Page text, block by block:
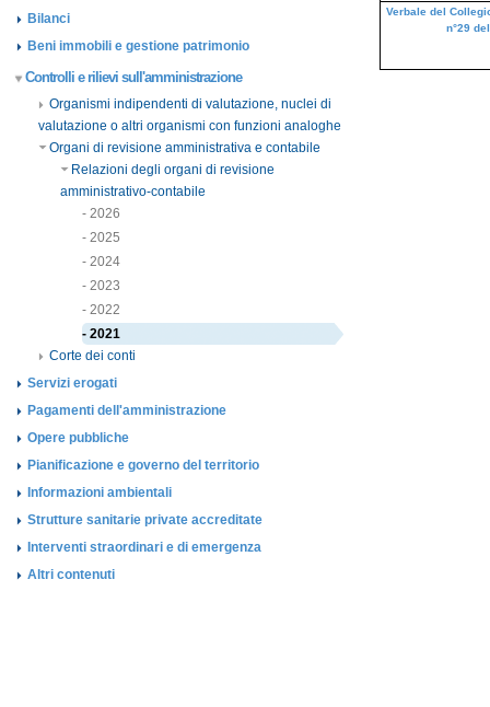
Bilanci
Beni immobili e gestione patrimonio
Controlli e rilievi sull'amministrazione
Organismi indipendenti di valutazione, nuclei di
valutazione o altri organismi con funzioni analoghe
Organi di revisione amministrativa e contabile
Relazioni degli organi di revisione
amministrativo-contabile
- 2026
- 2025
- 2024
- 2023
- 2022
- 2021
Corte dei conti
Servizi erogati
Pagamenti dell'amministrazione
Opere pubbliche
Pianificazione e governo del territorio
Informazioni ambientali
Strutture sanitarie private accreditate
Interventi straordinari e di emergenza
Altri contenuti